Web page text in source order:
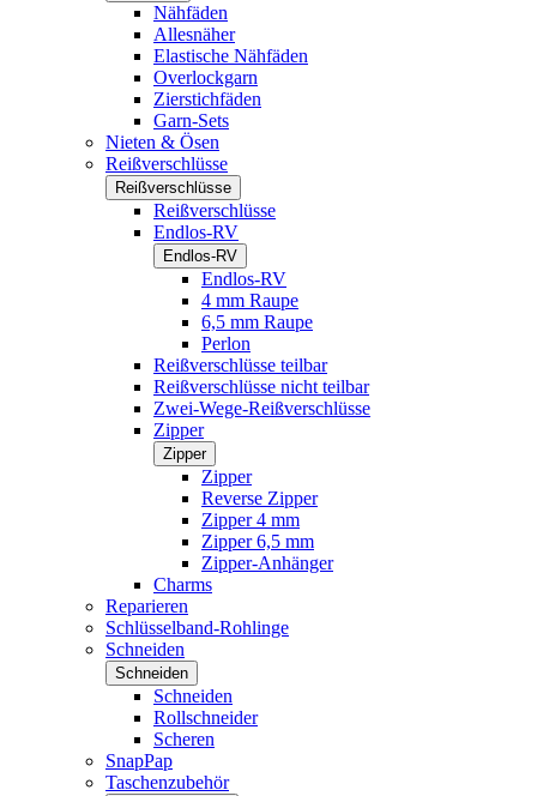
Nähfäden
Allesnäher
Elastische Nähfäden
Overlockgarn
Zierstichfäden
Garn-Sets
Nieten & Ösen
Reißverschlüsse
Reißverschlüsse
Reißverschlüsse
Endlos-RV
Endlos-RV
Endlos-RV
4 mm Raupe
6,5 mm Raupe
Perlon
Reißverschlüsse teilbar
Reißverschlüsse nicht teilbar
Zwei-Wege-Reißverschlüsse
Zipper
Zipper
Zipper
Reverse Zipper
Zipper 4 mm
Zipper 6,5 mm
Zipper-Anhänger
Charms
Reparieren
Schlüsselband-Rohlinge
Schneiden
Schneiden
Schneiden
Rollschneider
Scheren
SnapPap
Taschenzubehör